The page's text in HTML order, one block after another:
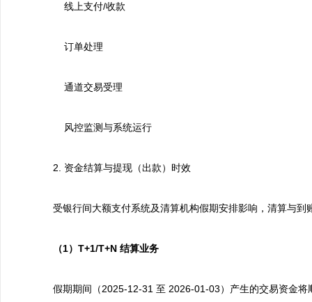
线上支付/收款
订单处理
通道交易受理
风控监测与系统运行
2. 资金结算与提现（出款）时效
受银行间大额支付系统及清算机构假期安排影响，清算与到
（1） T+1/T+N 结算业务
假期期间（2025-12-31 至 2026-01-03）产生的交易资金